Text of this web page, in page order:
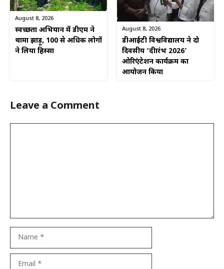
August 8, 2026
स्वच्छता अभियान में डीएम ने
थामा झाड़ू, 100 से अधिक लोगों
ने लिया हिस्सा
August 8, 2026
डीआईटी विश्वविद्यालय ने दो
दिवसीय ‘दीक्षारंभ 2026’
ओरिएंटेशन कार्यक्रम का
आयोजन किया
Leave a Comment